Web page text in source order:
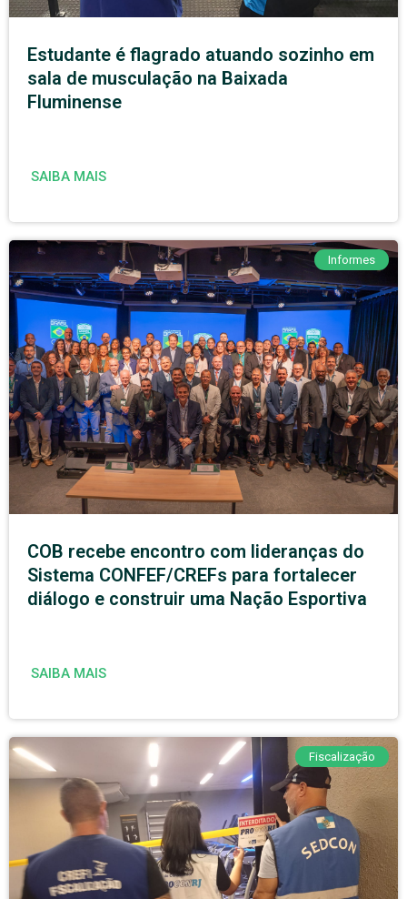
Estudante é flagrado atuando sozinho em
sala de musculação na Baixada
Fluminense
SAIBA MAIS
Informes
COB recebe encontro com lideranças do
Sistema CONFEF/CREFs para fortalecer
diálogo e construir uma Nação Esportiva
SAIBA MAIS
Fiscalização